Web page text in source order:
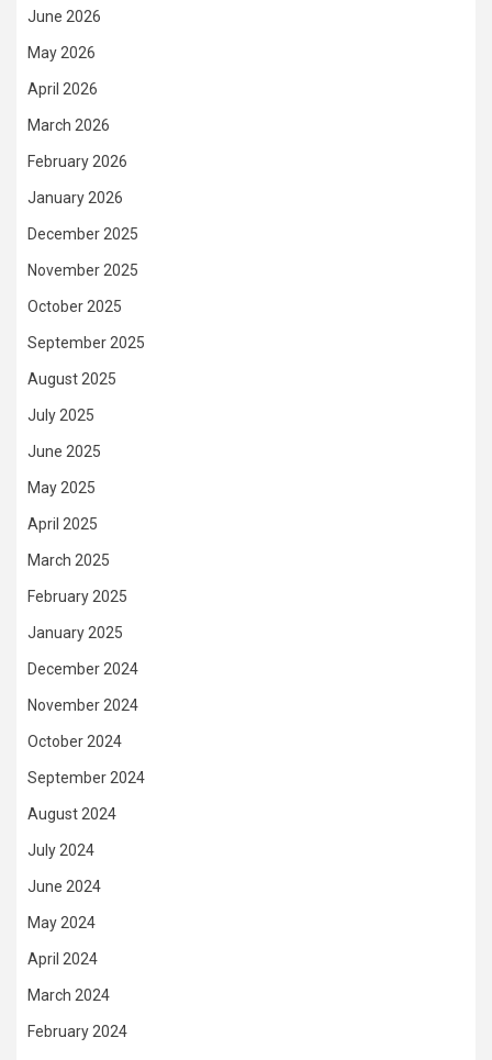
June 2026
May 2026
April 2026
March 2026
February 2026
January 2026
December 2025
November 2025
October 2025
September 2025
August 2025
July 2025
June 2025
May 2025
April 2025
March 2025
February 2025
January 2025
December 2024
November 2024
October 2024
September 2024
August 2024
July 2024
June 2024
May 2024
April 2024
March 2024
February 2024